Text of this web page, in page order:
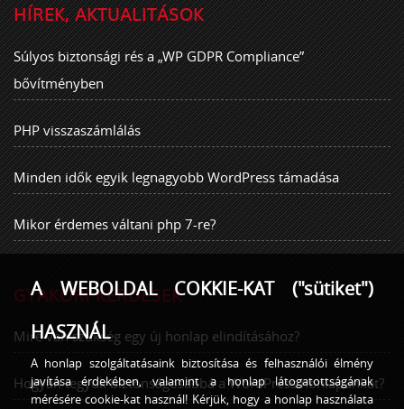
HÍREK, AKTUALITÁSOK
Súlyos biztonsági rés a „WP GDPR Compliance”
bővítményben
PHP visszaszámlálás
Minden idők egyik legnagyobb WordPress támadása
Mikor érdemes váltani php 7-re?
GYAKORI KÉRDÉSEK
Mire van szükség egy új honlap elindításához?
Hogyan tegyük biztonságosabbá a WordPress honlapunkat?
A WEBOLDAL COKKIE-KAT ("sütiket")
HASZNÁL
A honlap szolgáltatásaink biztosítása és felhasználói élmény
javítása érdekében, valamint a honlap látogatottságának
mérésére cookie-kat használ! Kérjük, hogy a honlap használata